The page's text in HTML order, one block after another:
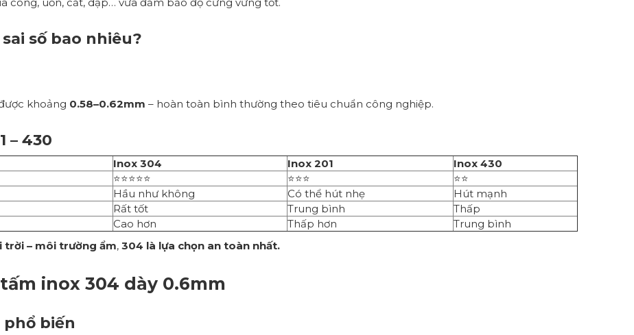
số bao nhiêu?
khoảng 0.58–0.62mm – hoàn toàn bình thường theo tiêu chuẩn công nghiệp.
– 430
Inox 304 Inox 201
Inox 430
⭐⭐⭐⭐⭐ ⭐⭐⭐
⭐⭐
Hầu như không Có thể hút nhẹ
Hút mạnh
Rất tốt Trung bình
Thấp
Cao hơn Thấp hơn
Trung bình
trời – môi trường ẩm, 304 là lựa chọn an toàn nhất.
inox 304 dày 0.6mm
biến